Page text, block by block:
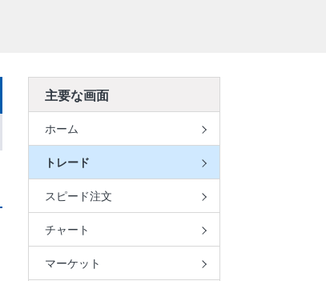
主要な画面
ホーム
トレード
スピード注文
チャート
マーケット